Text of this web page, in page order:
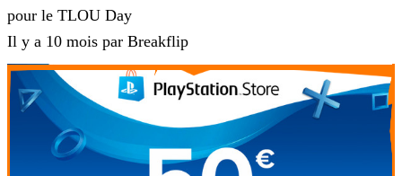
pour le TLOU Day
Il y a 10 mois par Breakflip